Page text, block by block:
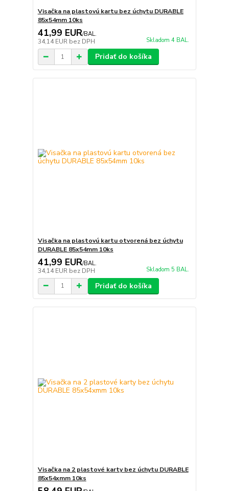
Visačka na plastovú kartu bez úchytu DURABLE
85x54mm 10ks
41,99 EUR/BAL.
34,14 EUR bez DPH Skladom 4 BAL.
Pridať do košíka
Visačka na plastovú kartu otvorená bez úchytu
DURABLE 85x54mm 10ks
41,99 EUR/BAL.
34,14 EUR bez DPH Skladom 5 BAL.
Pridať do košíka
Visačka na 2 plastové karty bez úchytu DURABLE
85x54xmm 10ks